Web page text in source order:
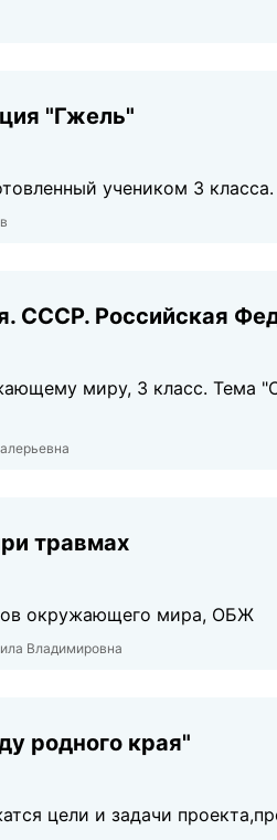
"Гжель"
учеником 3 класса.
СССР. Российская
миру, 3 класс. Тема
травмах
окружающего мира, ОБЖ
Владимировна
родного края"
цели и задачи